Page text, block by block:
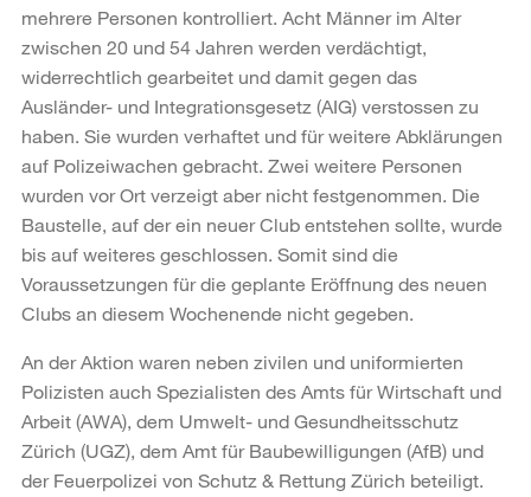
mehrere Personen kontrolliert. Acht Männer im Alter
zwischen 20 und 54 Jahren werden verdächtigt,
widerrechtlich gearbeitet und damit gegen das
Ausländer- und Integrationsgesetz (AIG) verstossen zu
haben. Sie wurden verhaftet und für weitere Abklärungen
auf Polizeiwachen gebracht. Zwei weitere Personen
wurden vor Ort verzeigt aber nicht festgenommen. Die
Baustelle, auf der ein neuer Club entstehen sollte, wurde
bis auf weiteres geschlossen. Somit sind die
Voraussetzungen für die geplante Eröffnung des neuen
Clubs an diesem Wochenende nicht gegeben.
An der Aktion waren neben zivilen und uniformierten
Polizisten auch Spezialisten des Amts für Wirtschaft und
Arbeit (AWA), dem Umwelt- und Gesundheitsschutz
Zürich (UGZ), dem Amt für Baubewilligungen (AfB) und
der Feuerpolizei von Schutz & Rettung Zürich beteiligt.